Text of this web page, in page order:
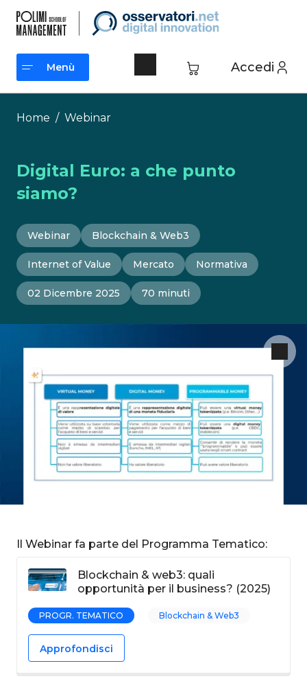
contenuto
Accedi
Menù
Menù
Home / Webinar
Digital Euro: a che punto
siamo?
Webinar Blockchain & Web3
Internet of Value Mercato Normativa
02 Dicembre 2025 70 minuti
Il Webinar fa parte del Programma Tematico:
Blockchain & web3: quali
opportunità per il business? (2025)
PROGR. TEMATICO Blockchain & Web3
Approfondisci